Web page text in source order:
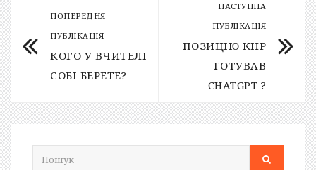
ПОПЕРЕДНЯ
ПУБЛІКАЦІЯ
КОГО У ВЧИТЕЛІ
СОБІ БЕРЕТЕ?
НАСТУПНА
ПУБЛІКАЦІЯ
ПОЗИЦІЮ КНР
ГОТУВАВ
CHATGPT ?